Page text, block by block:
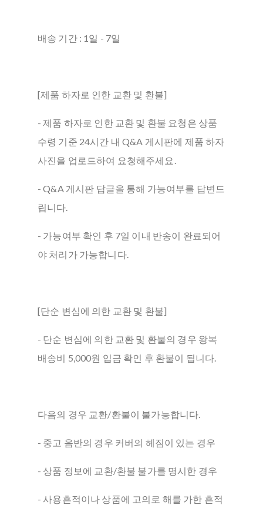
배송 기간 : 1일 - 7일
[제품 하자로 인한 교환 및 환불]
- 제품 하자로 인한 교환 및 환불 요청은 상품
수령 기준 24시간 내 Q&A 게시판에 제품 하자
사진을 업로드하여 요청해주세요.
- Q&A 게시판 답글을 통해 가능여부를 답변드
립니다.
- 가능여부 확인 후 7일 이내 반송이 완료되어
야 처리가 가능합니다.
[단순 변심에 의한 교환 및 환불]
- 단순 변심에 의한 교환 및 환불의 경우 왕복
배송비 5,000원 입금 확인 후 환불이 됩니다.
다음의 경우 교환/환불이 불가능합니다.
- 중고 음반의 경우 커버의 헤짐이 있는 경우
- 상품 정보에 교환/환불 불가를 명시한 경우
- 사용흔적이나 상품에 고의로 해를 가한 흔적